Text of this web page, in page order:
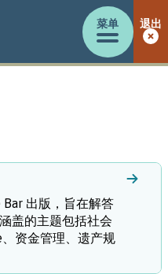
菜单 退出
出版，旨在解答
盖的主题包括社会
资金管理、遗产规